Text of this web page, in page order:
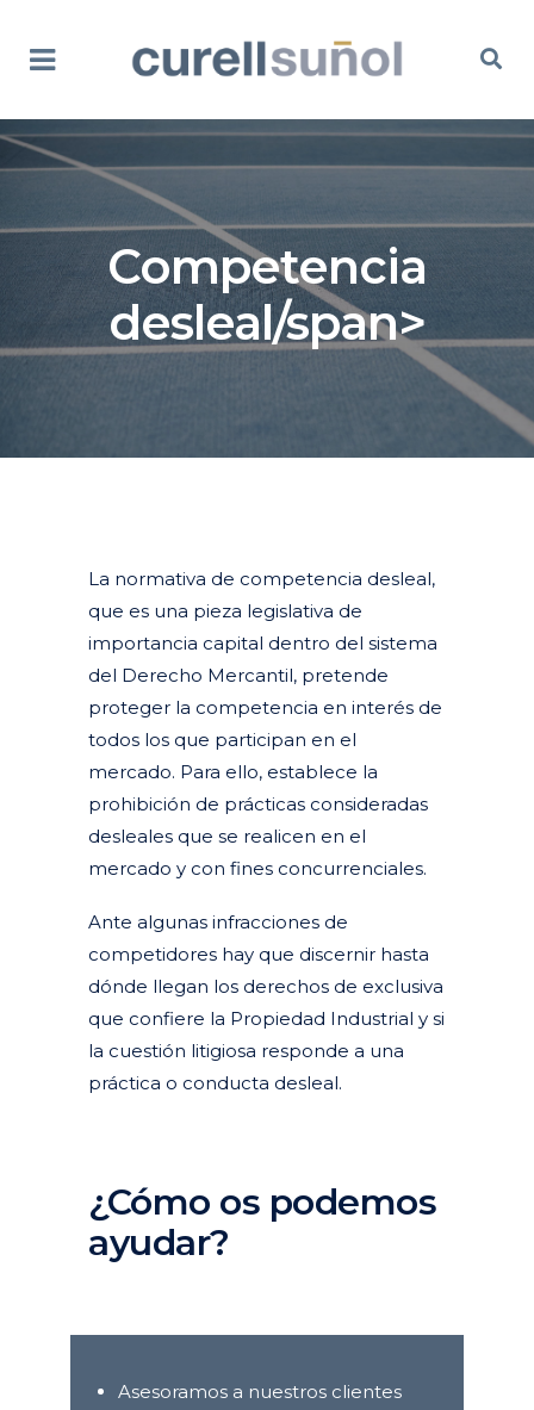
Competencia
desleal/span>
La normativa de competencia desleal,
que es una pieza legislativa de
importancia capital dentro del sistema
del Derecho Mercantil, pretende
proteger la competencia en interés de
todos los que participan en el
mercado. Para ello, establece la
prohibición de prácticas consideradas
desleales que se realicen en el
mercado y con fines concurrenciales.
Ante algunas infracciones de
competidores hay que discernir hasta
dónde llegan los derechos de exclusiva
que confiere la Propiedad Industrial y si
la cuestión litigiosa responde a una
práctica o conducta desleal.
¿Cómo os podemos
ayudar?
Asesoramos a nuestros clientes